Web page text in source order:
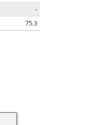
-
75.3